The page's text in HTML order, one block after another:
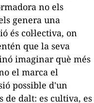
no els
genera una
és col·lectiva, on
que la seva
imaginar què més
el marca el
possible d'un
de dalt: es cultiva, es